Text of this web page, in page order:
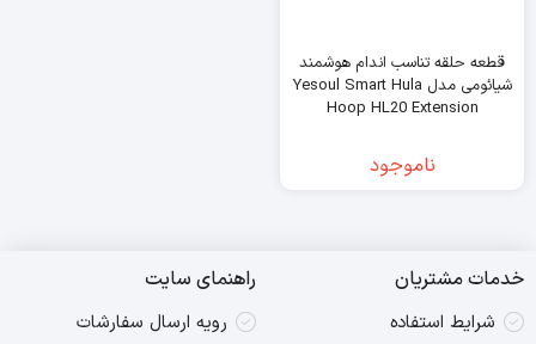
قطعه حلقه تناسب اندام هوشمند
شیائومی مدل Yesoul Smart Hula
Hoop HL20 Extension
ناموجود
خدمات مشتریان
شرایط استفاده
راهنمای سایت
رویه ارسال سفارشات